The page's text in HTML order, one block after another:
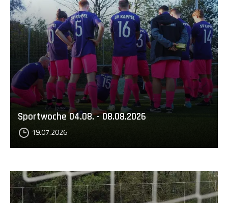
Sportwoche 04.08. - 08.08.2026
19.07.2026